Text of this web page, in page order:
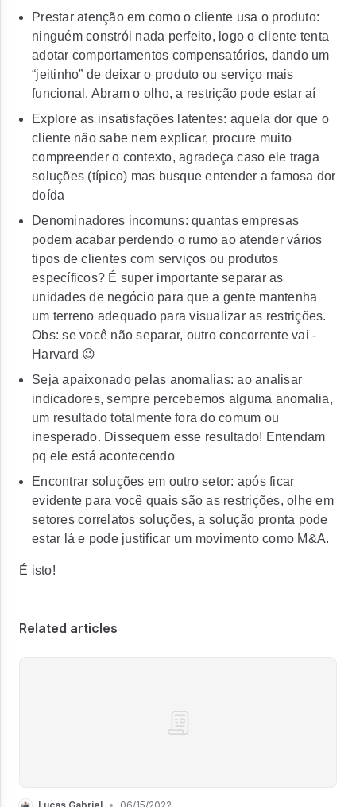
Prestar atenção em como o cliente usa o produto:
ninguém constrói nada perfeito, logo o cliente tenta
adotar comportamentos compensatórios, dando um
“jeitinho” de deixar o produto ou serviço mais
funcional. Abram o olho, a restrição pode estar aí
Explore as insatisfações latentes: aquela dor que o
cliente não sabe nem explicar, procure muito
compreender o contexto, agradeça caso ele traga
soluções (típico) mas busque entender a famosa dor
doída
Denominadores incomuns: quantas empresas
podem acabar perdendo o rumo ao atender vários
tipos de clientes com serviços ou produtos
específicos? É super importante separar as
unidades de negócio para que a gente mantenha
um terreno adequado para visualizar as restrições.
Obs: se você não separar, outro concorrente vai -
Harvard 😉
Seja apaixonado pelas anomalias: ao analisar
indicadores, sempre percebemos alguma anomalia,
um resultado totalmente fora do comum ou
inesperado. Dissequem esse resultado! Entendam
pq ele está acontecendo
Encontrar soluções em outro setor: após ficar
evidente para você quais são as restrições, olhe em
setores correlatos soluções, a solução pronta pode
estar lá e pode justificar um movimento como M&A.
É isto!
Related articles